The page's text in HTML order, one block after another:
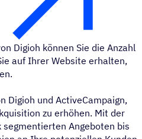
Digioh können Sie die Anzahl
auf Ihrer Website erhalten,
Digioh und ActiveCampaign,
zu erhöhen. Mit der
Angeboten bis